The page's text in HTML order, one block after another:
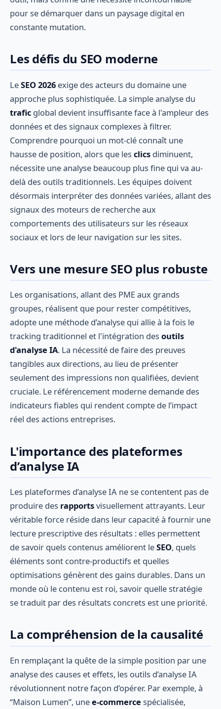
pour se démarquer dans un paysage digital en
constante mutation.
Les défis du SEO moderne
LeSEO 2026 exige des acteurs du domaine une
approche plus sophistiquée. La simple analyse du
trafic global devient insuffisante face à l'ampleur des
données et des signaux complexes à filtrer.
Comprendre pourquoi un mot-clé connaît une
hausse de position, alors que les clics diminuent,
nécessite une analyse beaucoup plus fine qui va au-
delà des outils traditionnels. Les équipes doivent
désormais interpréter des données variées, allant des
signaux des moteurs de recherche aux
comportements des utilisateurs sur les réseaux
sociaux et lors de leur navigation sur les sites.
Vers une mesure SEO plus robuste
Les organisations, allant des PME aux grands
groupes, réalisent que pour rester compétitives,
adopte une méthode d’analyse qui allie à la fois le
tracking traditionnel et l'intégration des outils
d'analyse IA. La nécessité de faire des preuves
tangibles aux directions, au lieu de présenter
seulement des impressions non qualifiées, devient
cruciale. Le référencement moderne demande des
indicateurs fiables qui rendent compte de l’impact
réel des actions entreprises.
L'importance des plateformes
d’analyse IA
Les plateformes d’analyse IA ne se contentent pas de
produire des rapportsvisuellement attrayants. Leur
véritable force réside dans leur capacité à fournir une
lecture prescriptive des résultats : elles permettent
de savoir quels contenus améliorent leSEO, quels
éléments sont contre-productifs et quelles
optimisations génèrent des gains durables. Dans un
monde où le contenu est roi, savoir quelle stratégie
se traduit par des résultats concrets est une priorité.
La compréhension de la causalité
En remplaçant la quête de la simple position par une
analyse des causes et effets, les outils d’analyse IA
révolutionnent notre façon d’opérer. Par exemple, à
“Maison Lumen”, unee-commerce spécialisée,